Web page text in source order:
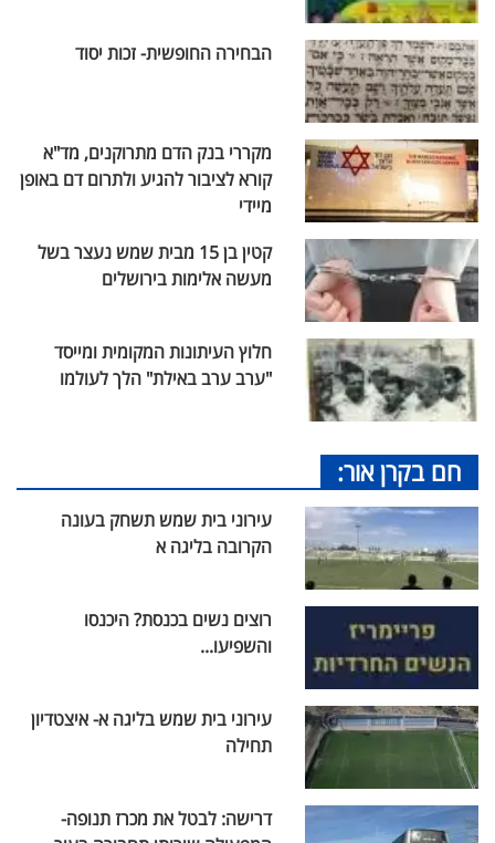
הבחירה החופשית- זכות יסוד
מקררי בנק הדם מתרוקנים, מד"א
קורא לציבור להגיע ולתרום דם באופן
מיידי
קטין בן 15 מבית שמש נעצר בשל
מעשה אלימות בירושלים
חלוץ העיתונות המקומית ומייסד
"ערב ערב באילת" הלך לעולמו
חם בקרן אור:
עירוני בית שמש תשחק בעונה
הקרובה בליגה א
רוצים נשים בכנסת? היכנסו
והשפיעו...
עירוני בית שמש בליגה א- איצטדיון
תחילה
דרישה: לבטל את מכרז תנופה-